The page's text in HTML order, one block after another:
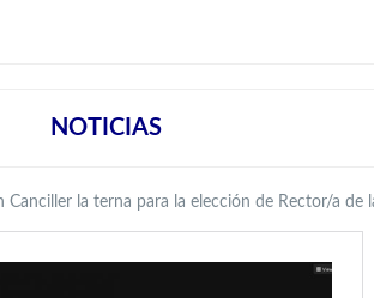
NOTICIAS
Canciller la terna para la elección de Rector/a de